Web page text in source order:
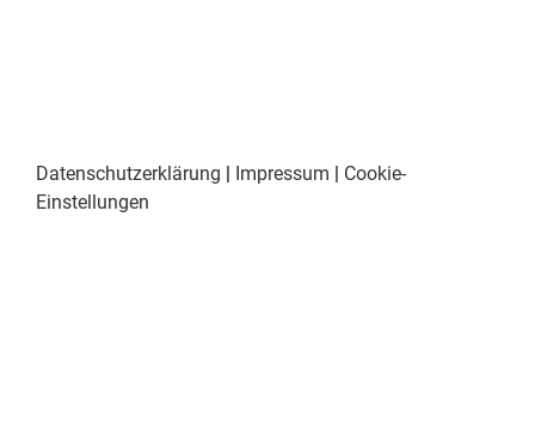
Datenschutzerklärung | Impressum | Cookie-
Einstellungen